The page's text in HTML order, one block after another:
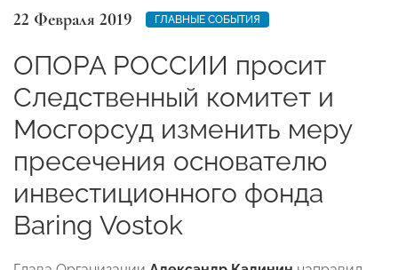
22 Февраля 2019 ГЛАВНЫЕ СОБЫТИЯ
ОПОРА РОССИИ просит
Следственный комитет и
Мосгорсуд изменить меру
пресечения основателю
инвестиционного фонда
Baring Vostok